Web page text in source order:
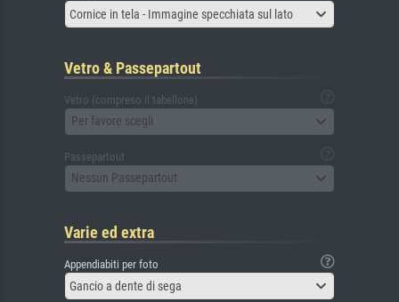
Cornice in tela - Immagine specchiata sul lato
Vetro & Passepartout
Vetro (compreso il tabellone)
Per favore scegli
Passepartout
Nessun Passepartout
Varie ed extra
Appendiabiti per foto
Gancio a dente di sega